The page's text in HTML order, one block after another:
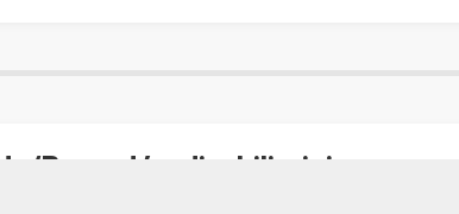
‘Başardı’m diyebilirsiniz